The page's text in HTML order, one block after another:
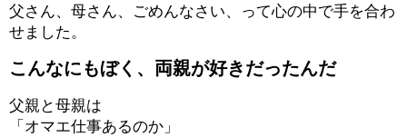
父さん、母さん、ごめんなさい、って心の中で手を合わ
せました。
こんなにもぼく、両親が好きだったんだ
父親と母親は
「オマエ仕事あるのか」